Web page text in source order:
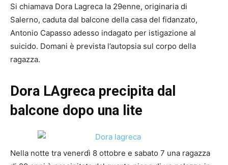
Si chiamava Dora Lagreca la 29enne, originaria di
Salerno, caduta dal balcone della casa del fidanzato,
Antonio Capasso adesso indagato per istigazione al
suicido. Domani è prevista l’autopsia sul corpo della
ragazza.
Dora LAgreca precipita dal
balcone dopo una lite
Nella notte tra venerdì 8 ottobre e sabato 7 una ragazza